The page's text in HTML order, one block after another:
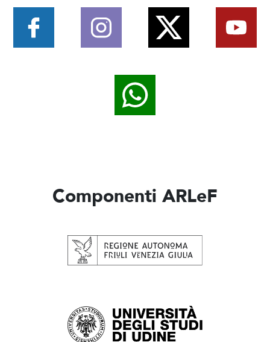
Componenti ARLeF